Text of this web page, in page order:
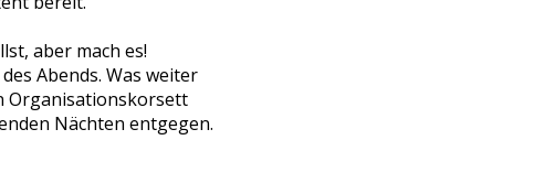
aber mach es!
Abends. Was weiter
Organisationskorsett
Nächten entgegen.